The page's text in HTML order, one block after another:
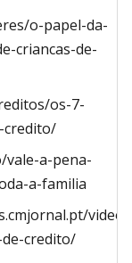
o-papel-da-
criancas-de-
os-7-
credito/
a-pena-
a-familia
credito/